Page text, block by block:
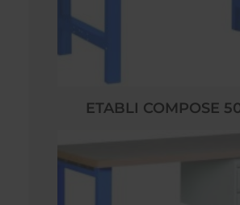
ETABLI COMPOSE